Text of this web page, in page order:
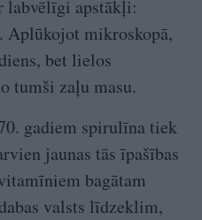
labvēlīgi apstākļi:
Aplūkojot mikroskopā,
bet lielos
tumši zaļu masu.
gadiem spirulīna tiek
jaunas tās īpašības
bagātam
valsts līdzeklim,